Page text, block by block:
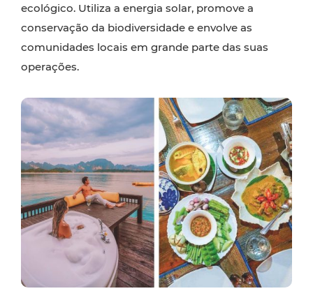
ecológico. Utiliza a energia solar, promove a
conservação da biodiversidade e envolve as
comunidades locais em grande parte das suas
operações.